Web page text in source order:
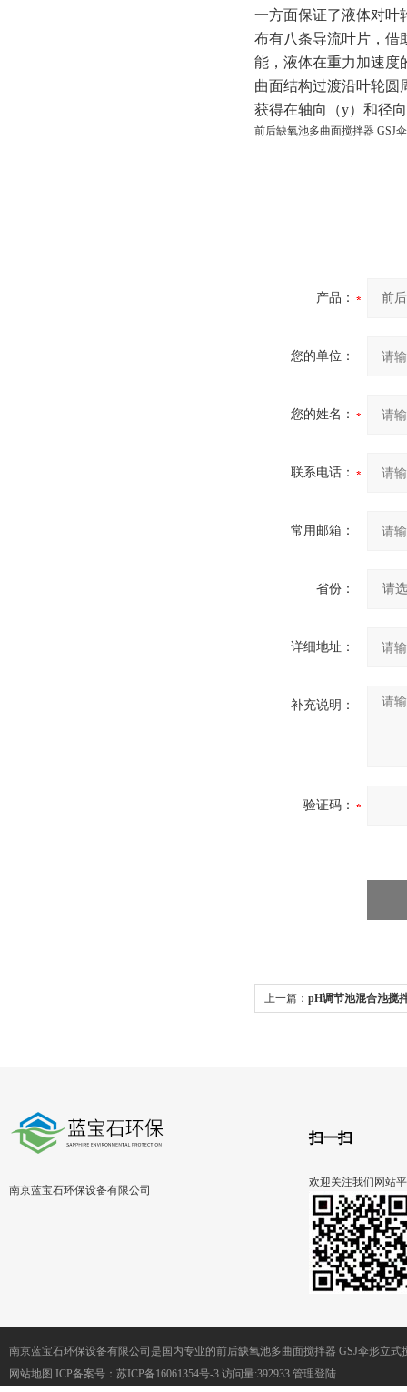
一方面保证了液体对叶
布有八条导流叶片，借
能，液体在重力加速度
曲面结构过渡沿叶轮圆
获得在轴向（y）和径
前后缺氧池多曲面搅拌器 GSJ
产品：
您的单位：
您的姓名：
联系电话：
常用邮箱：
省份：
详细地址：
补充说明：
验证码：
上一篇： pH调节池混合池搅
南京蓝宝石环保设备有限公司
扫一扫
欢迎关注我们网站
南京蓝宝石环保设备有限公司是国内专业的前后缺氧池多曲面搅拌器 GSJ伞形立
网站地图 ICP备案号： 苏ICP备16061354号-3 访问量:392933 管理登陆